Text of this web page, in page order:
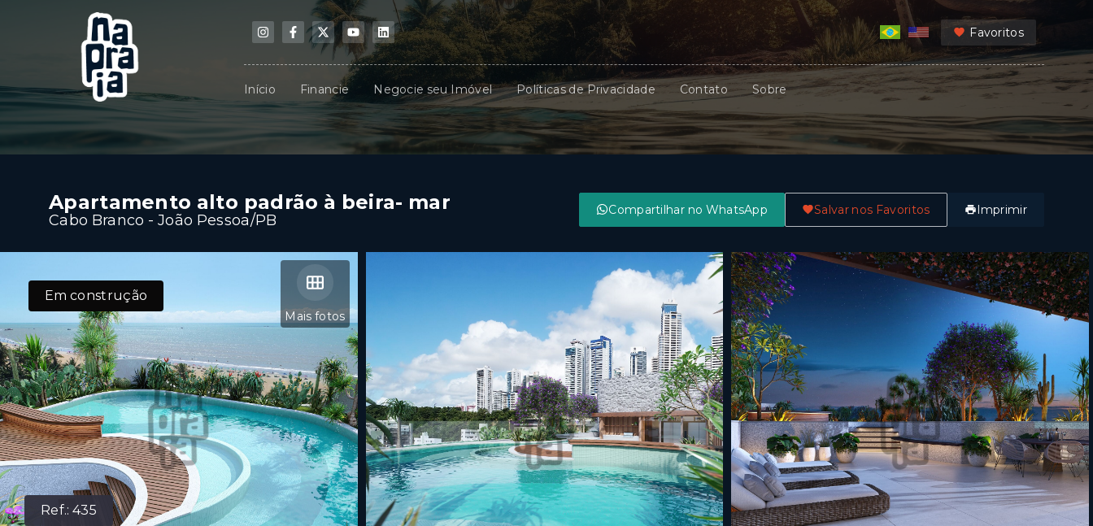
Favoritos
Início Financie Negocie seu Imóvel Políticas de Privacidade Contato Sobre
Apartamento alto padrão à beira- mar
Cabo Branco - João Pessoa/PB
Compartilhar no WhatsApp Salvar nos Favoritos Imprimir
Ref.:435
Mais fotos
Em construção